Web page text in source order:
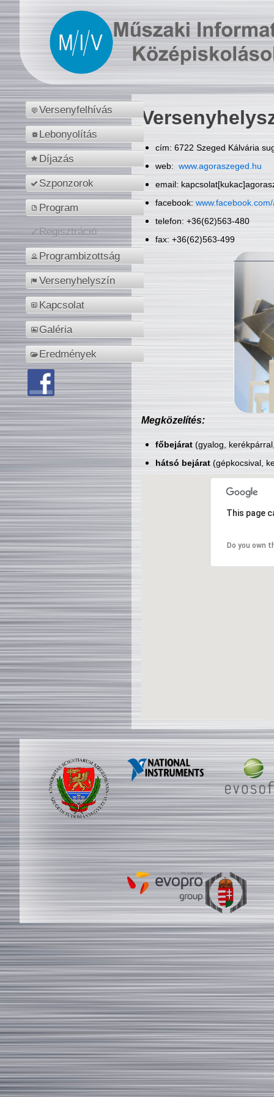
Versenyfelhívás
Lebonyolítás
Díjazás
Szponzorok
Program
Regisztráció
Programbizottság
Versenyhelyszín
Kapcsolat
Galéria
Eredmények
cím: 6722 Szeged Kálvária
web: www.agoraszeged.hu
email:
facebook:
telefon: +36(62)563-480
fax: +36(62)563-499
Megközelítés:
főbejárat(gyalog,
hátsó bejárat(gépkocsival,
This page
Do you own